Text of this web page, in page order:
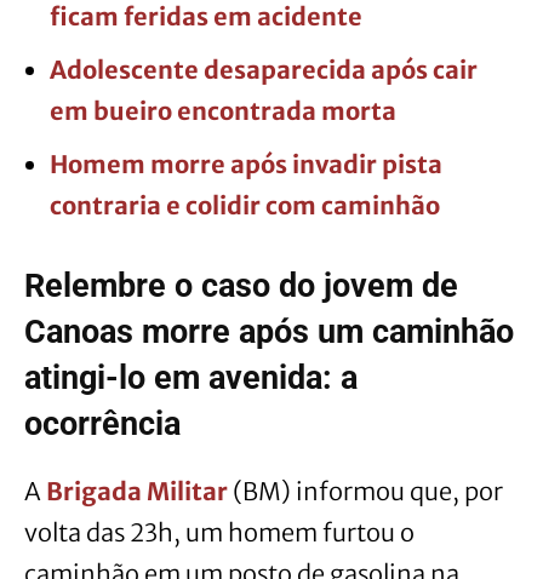
ficam feridas em acidente
Adolescente desaparecida após cair
em bueiro encontrada morta
Homem morre após invadir pista
contraria e colidir com caminhão
Relembre o caso do jovem de
Canoas morre após um caminhão
atingi-lo em avenida: a
ocorrência
A Brigada Militar (BM) informou que, por
volta das 23h, um homem furtou o